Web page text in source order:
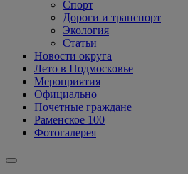
Спорт
Дороги и транспорт
Экология
Статьи
Новости округа
Лето в Подмосковье
Мероприятия
Официально
Почетные граждане
Раменское 100
Фотогалерея